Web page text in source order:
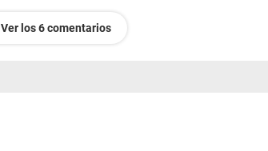
Ver los 6 comentarios